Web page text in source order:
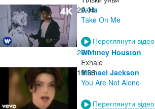
20:04
A-Ha
Take On Me
Переглянути відео
20:01
Whitney Houston
Exhale
19:56
Michael Jackson
You Are Not Alone
Переглянути відео